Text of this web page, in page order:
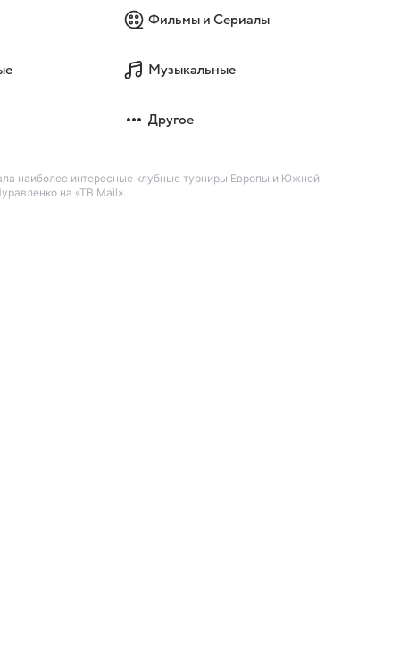
Фильмы и Сериалы
Музыкальные
Другое
наиболее интересные клубные турниры Европы и Южной
на «ТВ Mail».